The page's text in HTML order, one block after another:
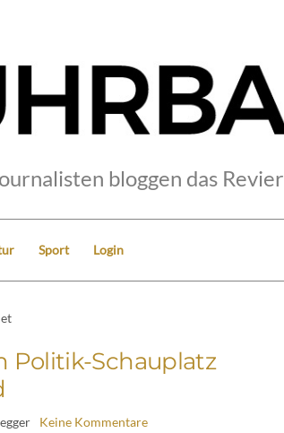
bloggen das Revier
Sport Login
Politik-Schauplatz
Keine Kommentare